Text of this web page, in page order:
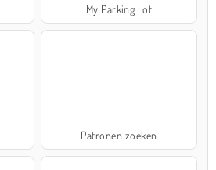
My Parking Lot
Patronen zoeken